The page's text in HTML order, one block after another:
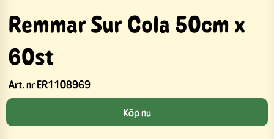
Remmar Sur Cola 50cm x
60st
Art. nrER1108969
Köp nu